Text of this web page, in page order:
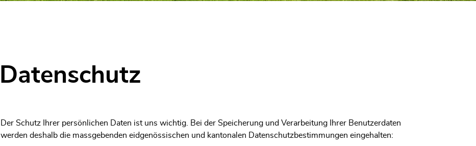
Datenschutz
Der Schutz Ihrer persönlichen Daten ist uns wichtig. Bei der Speicherung und Verarbeitung Ihrer Benutzerdaten
werden deshalb die massgebenden eidgenössischen und kantonalen Datenschutzbestimmungen eingehalten: